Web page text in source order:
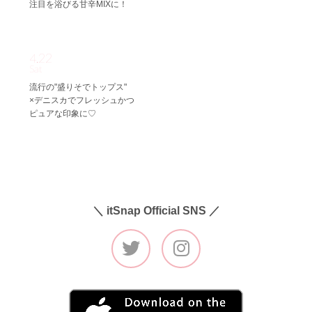
注目を浴びる甘辛MIXに！
4.22
流行の"盛りそでトップス"
×デニスカでフレッシュかつ
ピュアな印象に♡
＼ itSnap Official SNS ／